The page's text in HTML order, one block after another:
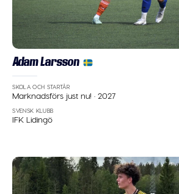
Adam Larsson
SKOLA OCH STARTÅR
Marknadsförs just nu!·2027
SVENSK KLUBB
IFK Lidingö